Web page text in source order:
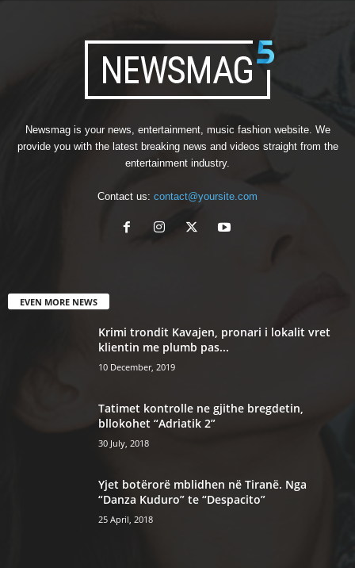
Newsmag is your news, entertainment, music fashion website. We
provide you with the latest breaking news and videos straight from the
entertainment industry.
Contact us: contact@yoursite.com
EVEN MORE NEWS
Krimi trondit Kavajen, pronari i lokalit vret
klientin me plumb pas...
10 December, 2019
Tatimet kontrolle ne gjithe bregdetin,
bllokohet “Adriatik 2”
30 July, 2018
Yjet botërorë mblidhen në Tiranë. Nga
“Danza Kuduro” te “Despacito”
25 April, 2018